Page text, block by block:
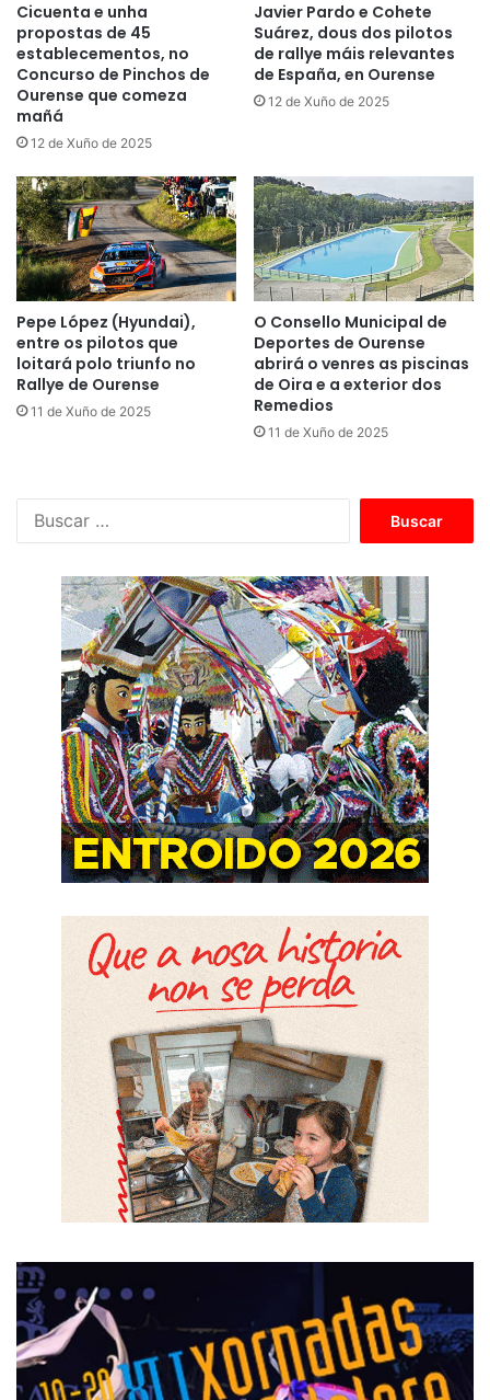
Cicuenta e unha
propostas de 45
establecementos, no
Concurso de Pinchos de
Ourense que comeza
mañá
12 de Xuño de 2025
Javier Pardo e Cohete
Suárez, dous dos pilotos
de rallye máis relevantes
de España, en Ourense
12 de Xuño de 2025
Pepe López (Hyundai),
entre os pilotos que
loitará polo triunfo no
Rallye de Ourense
11 de Xuño de 2025
O Consello Municipal de
Deportes de Ourense
abrirá o venres as piscinas
de Oira e a exterior dos
Remedios
11 de Xuño de 2025
c
a
r
: